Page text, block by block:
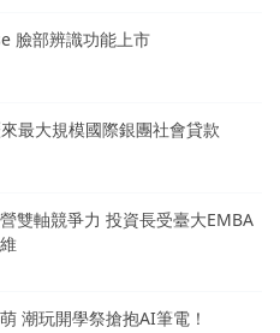
臉部辨識功能上市
最大規模國際銀團社會貸款
雙軸競爭力 投資長受臺大EMBA
潮玩開學祭搶抱AI筆電！